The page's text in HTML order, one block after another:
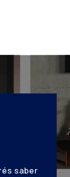
saber